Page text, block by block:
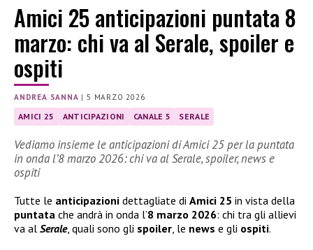
Amici 25 anticipazioni puntata 8
marzo: chi va al Serale, spoiler e
ospiti
ANDREA SANNA |5 MARZO 2026
AMICI 25 ANTICIPAZIONI CANALE 5 SERALE
Vediamo insieme le anticipazioni di Amici 25 per la puntata
in onda l’8 marzo 2026: chi va al Serale, spoiler, news e
ospiti
Tutte le anticipazioni dettagliate di Amici 25 in vista della
puntata che andrà in onda l’8 marzo 2026: chi tra gli allievi
va al Serale, quali sono gli spoiler, le news e gli ospiti.